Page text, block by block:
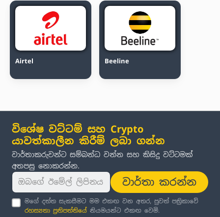
Airtel Beeline
විශේෂ වට්ටම් සහ Crypto
යාවත්කාලීන කිරීම් ලබා ගන්න
වාර්තාකරුවන්ට සම්බන්ධ වන්න සහ කිසිදු වට්ටමක්
අතපසු නොකරන්න.
වාර්තා කරන්න
මගේ දත්ත සැකසීමට මම එකඟ වන අතර, පුවත් පත්‍රිකාවේ
රහස්‍යතා ප්‍රතිපත්තිය ේ නියමයන්ට එකඟ වෙමි.